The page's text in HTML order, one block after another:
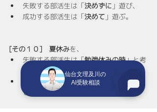
失敗する部活生は「決めずに 」遊び、
成功する部活生は「決めて 」遊ぶ。
[その１０]　夏休みを、
失敗する部活生は「勉強休みの時」と考
成功する部活生は「復習の時
」と考え
る。
仙台文理及川の
AI受験相談